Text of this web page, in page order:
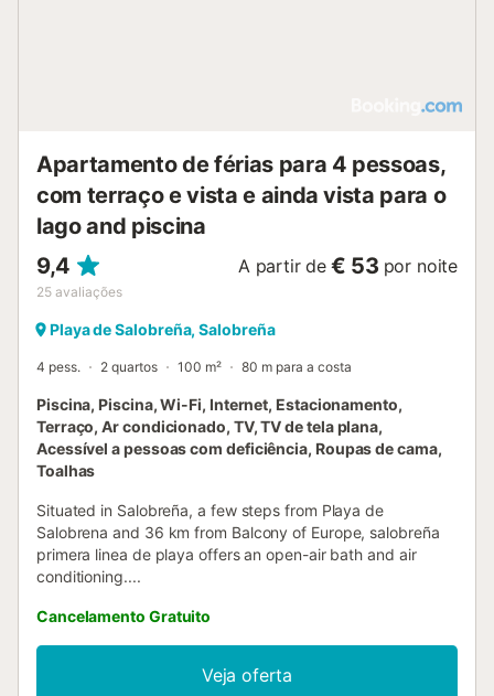
Apartamento de férias para 4 pessoas,
com terraço e vista e ainda vista para o
lago and piscina
9,4
25 avaliações
A partir de € 53 por noite
Playa de Salobreña, Salobreña
4 pess. 2 quartos 100 m² 80 m para a costa
Piscina, Piscina, Wi-Fi, Internet, Estacionamento,
Terraço, Ar condicionado, TV, TV de tela plana,
Acessível a pessoas com deficiência, Roupas de cama,
Toalhas
Situated in Salobreña, a few steps from Playa de
Salobrena and 36 km from Balcony of Europe, salobreña
primera linea de playa offers an open-air bath and air
conditioning....
Cancelamento Gratuito
Veja oferta